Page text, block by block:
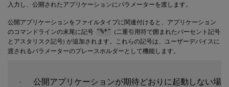
入力し、公開されたアプリケーションにパラメーターを渡します。
公開アプリケーションをファイルタイプに関連付けると、アプリケーション
のコマンドラインの末尾に記号 "%*" (二重引用符で囲まれたパーセント記号
とアスタリスク記号) が追加されます。これらの記号は、ユーザーデバイスに
渡されるパラメーターのプレースホルダーとして機能します。
-
公開アプリケーションが期待どおりに起動しない場